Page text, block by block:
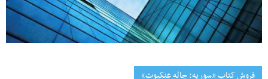
فروش کتاب «سوریه: چاله عنکبوت»